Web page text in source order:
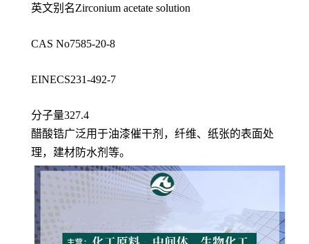
英文别名Zirconium acetate solution
CAS No7585-20-8
EINECS231-492-7
分子量327.4
醋酸锆广泛用于油漆催干剂，纤维、纸张的表面处
理，建材防水剂等。